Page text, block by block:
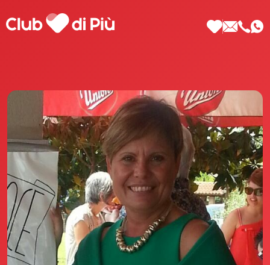
Scopri Club di Più
Le testimonianze Club di Più
La fondatrice Valeria Pilla
Annunci Donne
Agenzia matrimoniale Club di Più
Love Notebook